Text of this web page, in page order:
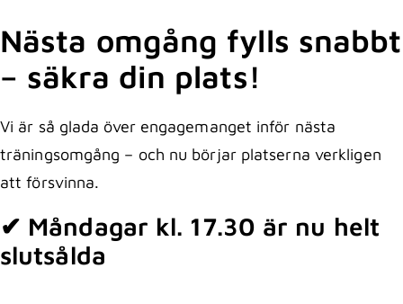
Nästa omgång fylls snabbt
– säkra din plats!
Vi är så glada över engagemanget inför nästa
träningsomgång – och nu börjar platserna verkligen
att försvinna.
✔ Måndagar kl. 17.30 är nu helt
slutsålda